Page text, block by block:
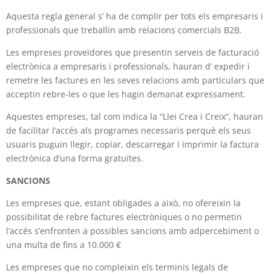
Aquesta regla general s’ ha de complir per tots els empresaris i
professionals que treballin amb relacions comercials B2B.
Les empreses proveïdores que presentin serveis de facturació
electrònica a empresaris i professionals, hauran d’ expedir i
remetre les factures en les seves relacions amb particulars que
acceptin rebre-les o que les hagin demanat expressament.
Aquestes empreses, tal com indica la “Llei Crea i Creix”, hauran
de facilitar l’accés als programes necessaris perquè els seus
usuaris puguin llegir, copiar, descarregar i imprimir la factura
electrònica d’una forma gratuïtes.
SANCIONS
Les empreses que, estant obligades a això, no ofereixin la
possibilitat de rebre factures electròniques o no permetin
l’accés s’enfronten a possibles sancions amb adpercebiment o
una multa de fins a 10.000 €
Les empreses que no compleixin els terminis legals de